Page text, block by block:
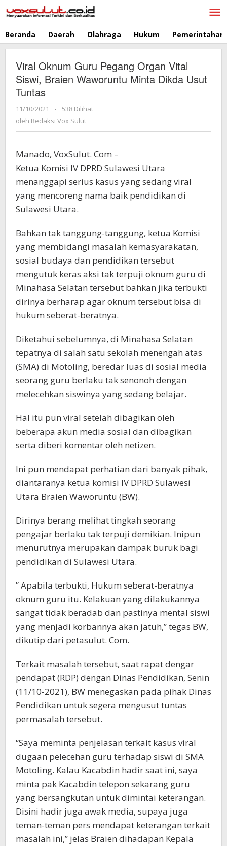
ke
Beranda Daerah Olahraga Hukum Pemerintahan
Viral Oknum Guru Pegang Organ Vital
Siswi, Braien Waworuntu Minta Dikda Usut
Tuntas
11/10/2021
oleh
Redaksi
-
538 Dilihat
oleh Redaksi Vox Sulut
Manado, VoxSulut. Com –
Ketua Komisi IV DPRD Sulawesi Utara
menanggapi serius kasus yang sedang viral
yang mencoreng nama baik pendidikan di
Sulawesi Utara.
Bahkan tak tanggung-tanggung, ketua Komisi
yang membidangi masalah kemasyarakatan,
sosial budaya dan pendidikan tersebut
mengutuk keras aksi tak terpuji oknum guru di
Minahasa Selatan tersebut bahkan jika terbukti
dirinya berharap agar oknum tersebut bisa di
hukum seberat-beratnya.
Diketahui sebelumnya, di Minahasa Selatan
tepatnya di salah satu sekolah menengah atas
(SMA) di Motoling, beredar luas di sosial media
seorang guru berlaku tak senonoh dengan
melecehkan siswinya yang sedang belajar.
Hal itu pun viral setelah dibagikan oleh
beberapa akun media sosial dan dibagikan
serta diberi komentar oleh netizen.
Ini pun mendapat perhatian dari banyak pihak,
diantaranya ketua komisi IV DPRD Sulawesi
Utara Braien Waworuntu (BW).
Dirinya berang melihat tingkah seorang
pengajar berlaku tak terpuji demikian. Inipun
menurutnya merupakan dampak buruk bagi
pendidikan di Sulawesi Utara.
” Apabila terbukti, Hukum seberat-beratnya
oknum guru itu. Kelakuan yang dilakukannya
sangat tidak beradab dan pastinya mental siswi
yang menjadi korbannya akan jatuh,” tegas BW,
dikutip dari petasulut. Com.
Terkait masalah tersebut, saat rapat dengar
pendapat (RDP) dengan Dinas Pendidikan, Senin
(11/10-2021), BW menegaskan pada pihak Dinas
Pendidikan untuk segera mengusut tuntas
permasalah tersebut.
“Saya meminta penjelasan terkait kasus viral
dugaan pelecehan guru terhadap siswi di SMA
Motoling. Kalau Kacabdin hadir saat ini, saya
minta pak Kacabdin telepon sekarang guru
yang bersangkutan untuk dimintai keterangan.
Disini hadir juga awak media, supaya juga
teman-teman pers mendapat keterangan terkait
masalah ini,” jelas Braien dihadapan Kepala